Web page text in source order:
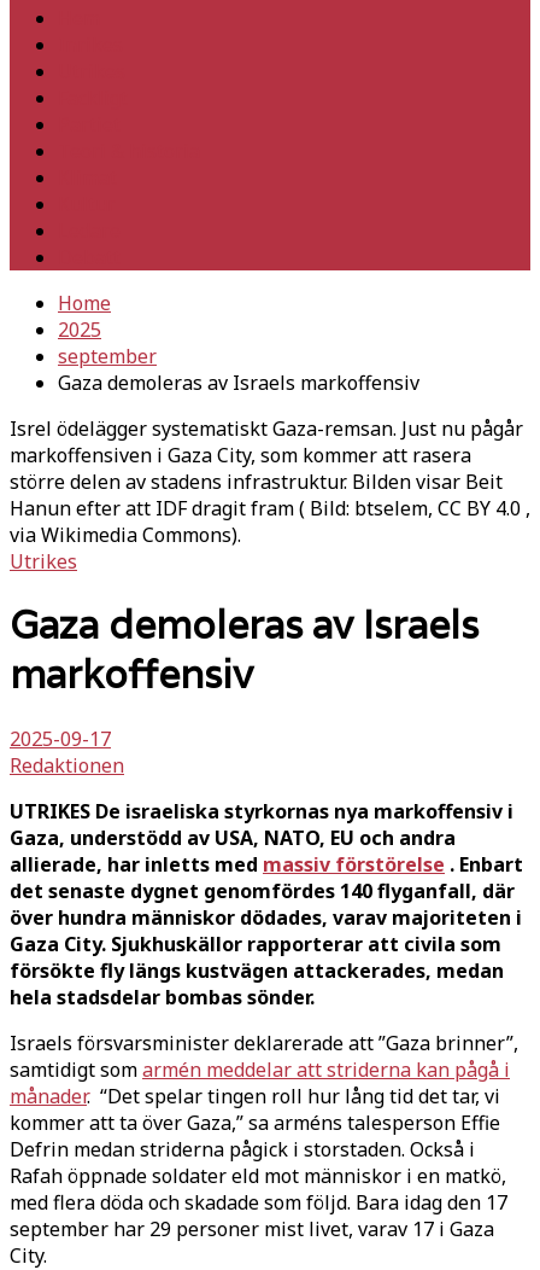
Home
2025
september
Gaza demoleras av Israels markoffensiv
Isrel ödelägger systematiskt Gaza-remsan. Just nu pågår
markoffensiven i Gaza City, som kommer att rasera
större delen av stadens infrastruktur. Bilden visar Beit
Hanun efter att IDF dragit fram ( Bild: btselem, CC BY 4.0 ,
via Wikimedia Commons).
Utrikes
Gaza demoleras av Israels
markoffensiv
2025-09-17
Redaktionen
UTRIKES De israeliska styrkornas nya markoffensiv i
Gaza, understödd av USA, NATO, EU och andra
allierade, har inletts med massiv förstörelse . Enbart
det senaste dygnet genomfördes 140 flyganfall, där
över hundra människor dödades, varav majoriteten i
Gaza City. Sjukhuskällor rapporterar att civila som
försökte fly längs kustvägen attackerades, medan
hela stadsdelar bombas sönder.
Israels försvarsminister deklarerade att ”Gaza brinner”,
samtidigt somarmén meddelar att striderna kan pågå i
månader. “Det spelar tingen roll hur lång tid det tar, vi
kommer att ta över Gaza,” sa arméns talesperson Effie
Defrin medan striderna pågick i storstaden. Också i
Rafah öppnade soldater eld mot människor i en matkö,
med flera döda och skadade som följd. Bara idag den 17
september har 29 personer mist livet, varav 17 i Gaza
City.